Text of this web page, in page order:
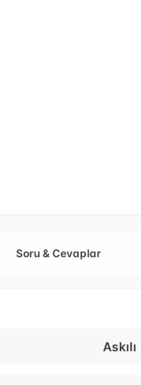
Soru & Cevaplar
Askılı